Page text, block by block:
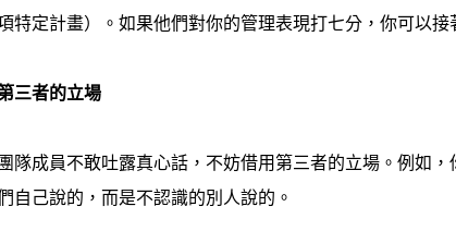
特定計畫）。如果他們對你的管理表現打七分，你可以
三者的立場
隊成員不敢吐露真心話，不妨借用第三者的立場。例如
自己說的，而是不認識的別人說的。